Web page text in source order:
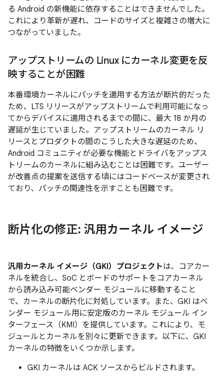
る Android の新機能に依存することはできませんでした。
これにより革新が遅れ、コードのサイズと複雑さの増大に
つながっていました。
アップストリームの Linux にカーネル変更を反
映することが困難
本番環境カーネルにパッチを適用する方法が断片的だった
ため、LTS リリースがアップストリームで利用可能になっ
てからデバイスに適用されるまでの間に、最大 18 か月の
遅延が生じていました。アップストリームのカーネル リ
リースとプロダクトの間のこうした大きな遅延のため、
Android コミュニティが必要な機能とドライバをアップス
トリームのカーネルに組み込むことは困難です。ユーザー
が改善点の提案を送信する頃にはコードベースが変更され
ており、パッチの関連性を示すことも困難です。
断片化の修正: 汎用カーネル イメージ
汎用カーネル イメージ（GKI）プロジェクトは、コアカー
ネルを統合し、SoC とボードのサポートをコアカーネル
から読み込み可能ベンダー モジュールに移動すること
で、カーネルの断片化に対処しています。また、GKI はベ
ンダー モジュール用に安定版のカーネル モジュール イン
ターフェース（KMI）を提供しています。これにより、モ
ジュールとカーネルを別々に更新できます。以下に、GKI
カーネルの特徴をいくつか示します。
GKI カーネルは ACK ソースからビルドされます。